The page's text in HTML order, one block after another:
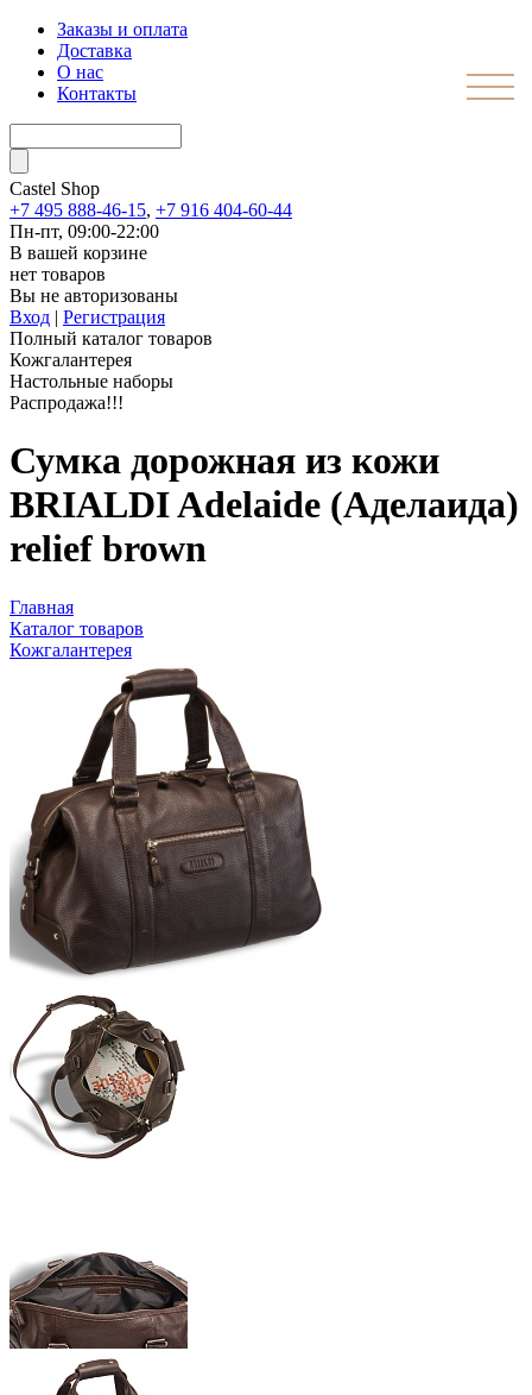
Заказы и оплата
Доставка
О нас
Контакты
Castel Shop
+7 495 888-46-15, +7 916 404-60-44
Пн-пт, 09:00-22:00
В вашей корзине
нет товаров
Вы не авторизованы
Вход | Регистрация
Полный каталог товаров
Кожгалантерея
Настольные наборы
Распродажа!!!
Сумка дорожная из кожи
BRIALDI Adelaide (Аделаида)
relief brown
Главная
Каталог товаров
Кожгалантерея